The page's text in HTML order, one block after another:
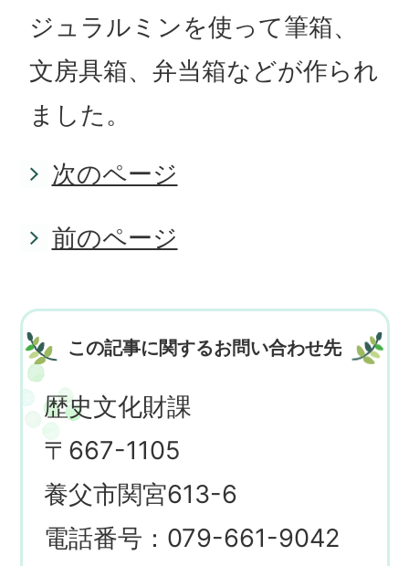
ジュラルミンを使って筆箱、
文房具箱、弁当箱などが作られ
ました。
次のページ
前のページ
この記事に関するお問い合わせ先
歴史文化財課
〒667-1105
養父市関宮613-6
電話番号：079-661-9042